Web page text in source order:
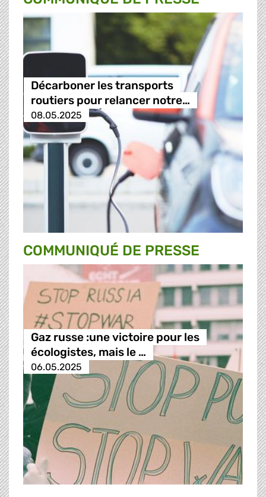
Décarboner les transports
routiers pour relancer notre…
08.05.2025
COMMUNIQUÉ DE PRESSE
Gaz russe :une victoire pour les
écologistes, mais le …
06.05.2025